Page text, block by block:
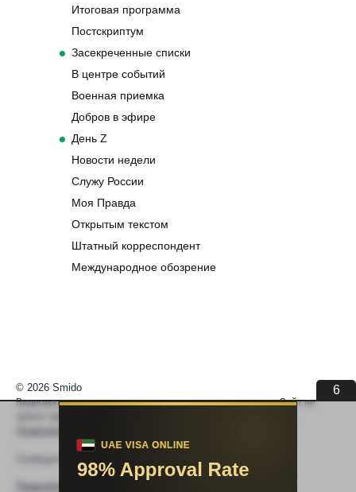
Итоговая программа
Постскриптум
Засекреченные списки
В центре событий
Военная приемка
Добров в эфире
День Z
Новости недели
Служу России
Моя Правда
Открытым текстом
Штатный корреспондент
Международное обозрение
6
© 2026 Smido
Видеоматериалы встраиваются из открытых источников. Сайт не
Видео не работает